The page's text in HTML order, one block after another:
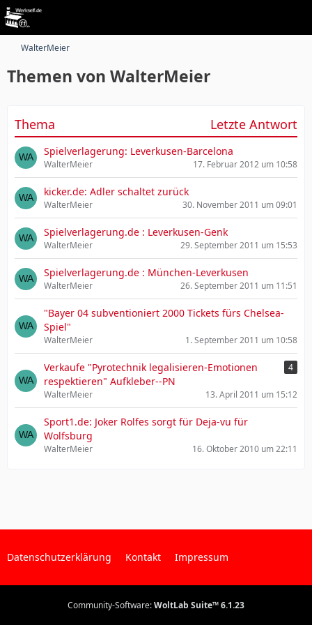
WalterMeier
Themen von WalterMeier
Thema Letzte Antwort
Spielverlagerung: Leverkusen-Barcelona
WalterMeier 17. Februar 2012 um 10:58
kicker.de: Adler schaltet zurück
WalterMeier 30. November 2011 um 09:01
Spielverlagerung.de : Leverkusen-Genk
WalterMeier 29. September 2011 um 15:53
Spielverlagerung.de : München-Leverkusen
WalterMeier 26. September 2011 um 11:51
"Bayer 04 subventioniert 2000 Tickets fürs Chelsea-
Spiel"
WalterMeier 1. September 2011 um 10:58
Verkaufe "Pyrotechnik legalisieren-Emotionen
respektieren" Aufkleber--PN
4
WalterMeier 13. April 2011 um 15:12
Sport1.de: Joker Rolfes sorgt für Deja-vu für
Wolfsburg
WalterMeier 16. Oktober 2010 um 22:11
Datenschutzerklärung Kontakt Impressum
Community-Software:WoltLab Suite™ 6.1.23